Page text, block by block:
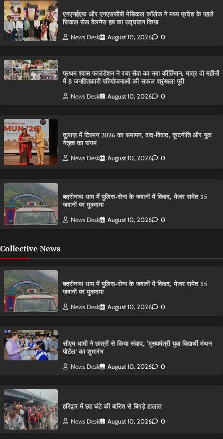
एनएनईएफ और एनएससीबी मेडिकल कॉलेज ने मध्य प्रदेश के पहले
सिकल सेल वेलनेस हब का उद्घाटन किया
News Desk August 10, 2026 0
प्रथम श्वास फाउंडेशन ने रचा सेवा का नया कीर्तिमान, मात्र दो महीनों
में 8 जनहितकारी परियोजनाओं की सफल श्रृंखला पूरी
News Desk August 10, 2026 0
तुलाज़ में टिस्मन 2026 का समापन, वाद-विवाद, कूटनीति और युवा
नेतृत्व का संगम
News Desk August 10, 2026 0
बदरीनाथ धाम में पुलिस-सेना के जवानों में विवाद, मेजर समेत 15
जवानों पर मुकदमा
News Desk August 10, 2026 0
Collective News
बदरीनाथ धाम में पुलिस-सेना के जवानों में विवाद, मेजर समेत 15
जवानों पर मुकदमा
News Desk August 10, 2026 0
सीएम धामी ने छात्रों से किया संवाद, ‘मुख्यमंत्री युवा विद्यार्थी मंथन
पोर्टल’ का शुभारंभ
News Desk August 10, 2026 0
हरिद्वार में छह घंटे की बारिश से बिगड़े हालात
News Desk August 10, 2026 0